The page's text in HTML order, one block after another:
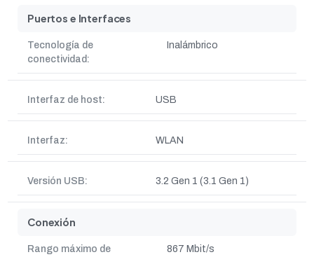
Puertos e Interfaces
Tecnología de
conectividad:
Inalámbrico
Interfaz de host: USB
Interfaz: WLAN
Versión USB: 3.2 Gen 1 (3.1 Gen 1)
Conexión
Rango máximo de
867 Mbit/s